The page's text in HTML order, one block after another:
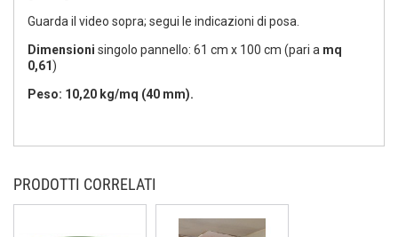
Guarda il video sopra; segui le indicazioni di posa.
Dimensioni singolo pannello: 61 cm x 100 cm (pari a mq
0,61)
Peso: 10,20 kg/mq (40 mm).
PRODOTTI CORRELATI